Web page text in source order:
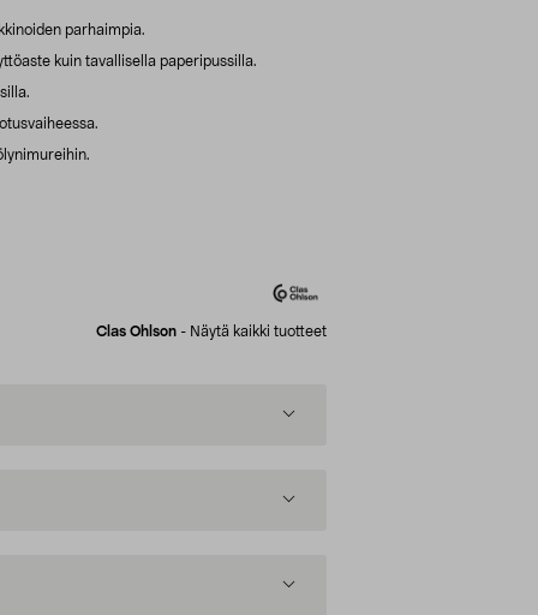
parhaimpia.
kuin tavallisella paperipussilla.
Clas Ohlson - Näytä kaikki tuotteet